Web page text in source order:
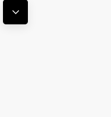
Mostrar todas las